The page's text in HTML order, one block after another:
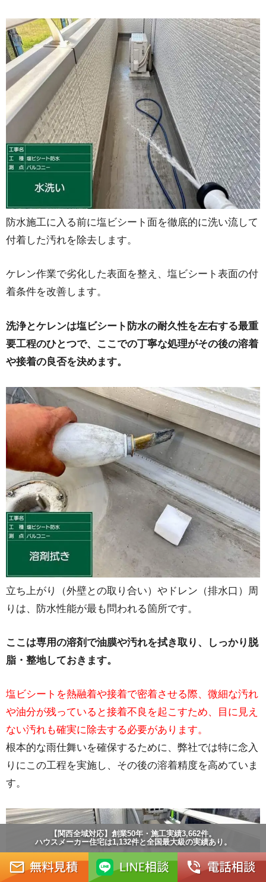
防水施工に入る前に塩ビシート面を徹底的に洗い流して
付着した汚れを除去します。
ケレン作業で劣化した表面を整え、塩ビシート表面の付
着条件を改善します。
洗浄とケレンは塩ビシート防水の耐久性を左右する最重
要工程のひとつで、ここでの丁寧な処理がその後の溶着
や接着の良否を決めます。
立ち上がり（外壁との取り合い）やドレン（排水口）周
りは、防水性能が最も問われる箇所です。
ここは専用の溶剤で油膜や汚れを拭き取り、しっかり脱
脂・整地しておきます。
塩ビシートを熱融着や接着で密着させる際、微細な汚れ
や油分が残っていると接着不良を起こすため、目に見え
ない汚れも確実に除去する必要があります。
根本的な雨仕舞いを確保するために、弊社では特に念入
りにこの工程を実施し、その後の溶着精度を高めていま
す。
【関西全域対応】創業50年・施工実績3,662件。
ハウスメーカー住宅は1,132件と全国最大級の実績あり。